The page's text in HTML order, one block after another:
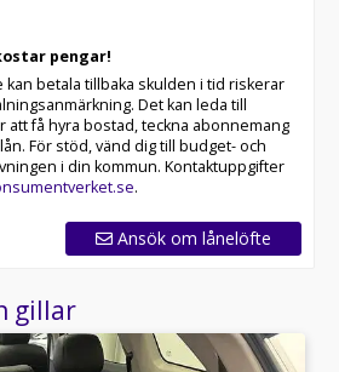
pengar!
kan betala tillbaka skulden i tid riskerar
Det kan leda till
att få hyra bostad, teckna abonnemang
För stöd, vänd dig till budget- och
i din kommun. Kontaktuppgifter
.
Ansök om lånelöfte
gillar